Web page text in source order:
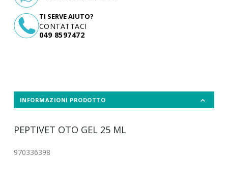
TI SERVE AIUTO?
CONTATTACI
049 8597472
INFORMAZIONI PRODOTTO
PEPTIVET OTO GEL 25 ML
970336398